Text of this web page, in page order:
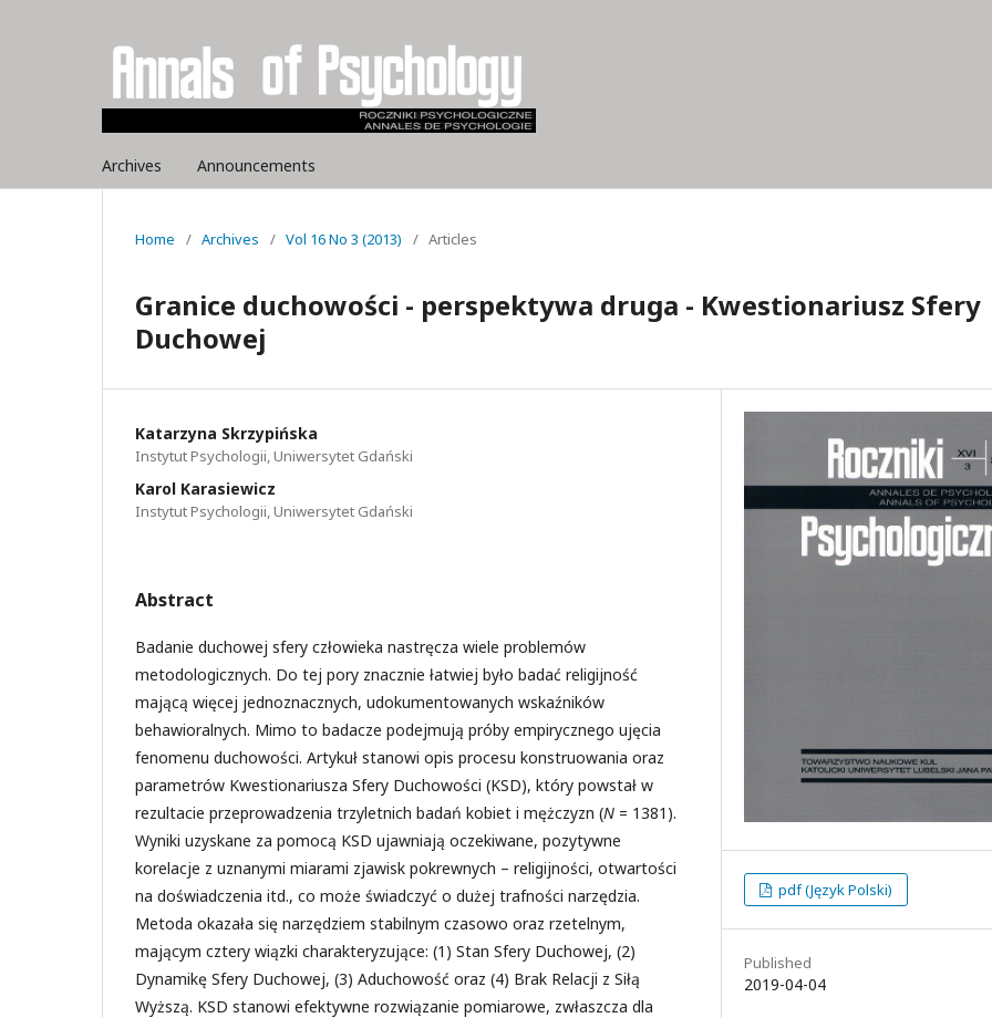
Archives Announcements
Home / Archives / Vol 16 No 3 (2013) / Articles
Granice duchowości - perspektywa druga - Kwestionariusz Sfery
Duchowej
Katarzyna Skrzypińska
Instytut Psychologii, Uniwersytet Gdański
Karol Karasiewicz
Instytut Psychologii, Uniwersytet Gdański
Abstract
Badanie duchowej sfery człowieka nastręcza wiele problemów
metodologicznych. Do tej pory znacznie łatwiej było badać religijność
mającą więcej jednoznacznych, udokumentowanych wskaźników
behawioralnych. Mimo to badacze podejmują próby empirycznego ujęcia
fenomenu duchowości. Artykuł stanowi opis procesu konstruowania oraz
parametrów Kwestionariusza Sfery Duchowości (KSD), który powstał w
rezultacie przeprowadzenia trzyletnich badań kobiet i mężczyzn (N = 1381).
Wyniki uzyskane za pomocą KSD ujawniają oczekiwane, pozytywne
korelacje z uznanymi miarami zjawisk pokrewnych – religijności, otwartości
na doświadczenia itd., co może świadczyć o dużej trafności narzędzia.
Metoda okazała się narzędziem stabilnym czasowo oraz rzetelnym,
mającym cztery wiązki charakteryzujące: (1) Stan Sfery Duchowej, (2)
Dynamikę Sfery Duchowej, (3) Aduchowość oraz (4) Brak Relacji z Siłą
Wyższą. KSD stanowi efektywne rozwiązanie pomiarowe, zwłaszcza dla
pdf (Język Polski)
Published
2019-04-04